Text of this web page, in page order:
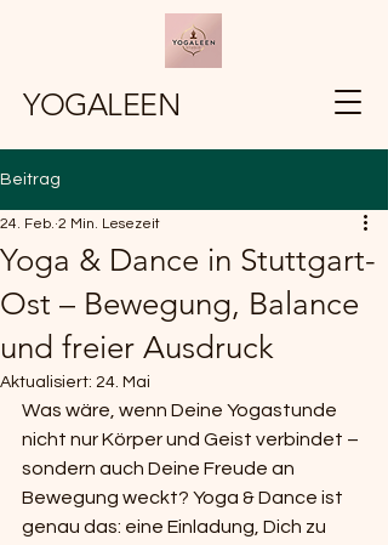
YOGALEEN
Beitrag
Yoga & Dance in Stuttgart-
Ost – Bewegung, Balance
und freier Ausdruck
24. Feb. 2 Min. Lesezeit
Aktualisiert: 24. Mai
Was wäre, wenn Deine Yogastunde
nicht nur Körper und Geist verbindet –
sondern auch Deine Freude an
Bewegung weckt? Yoga & Dance ist
genau das: eine Einladung, Dich zu